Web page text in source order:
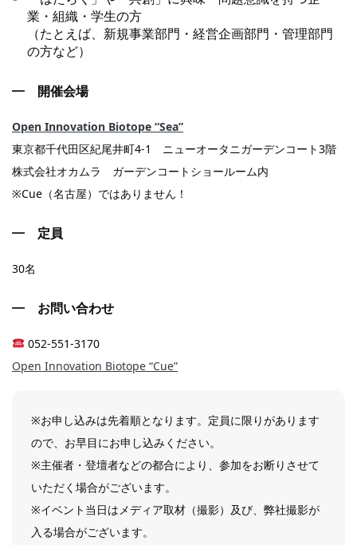
業・組織・学生の方
（たとえば、新規事業部門・経営企画部門・管理部門
の方など）
開催会場
Open Innovation Biotope “Sea”
東京都千代田区紀尾井町4-1 ニューオータニガーデンコート3階
株式会社オカムラ ガーデンコートショールーム内
※Cue（名古屋）ではありません！
定員
30名
お問い合わせ
052-551-3170
Open Innovation Biotope “Cue”
※お申し込みは先着順となります。定員に限りがあります
ので、お早目にお申し込みください。
※主催者・登壇者などの都合により、参加をお断りさせて
いただく場合がございます。
※イベント当日はメディア取材（撮影）及び、弊社撮影が
入る場合がございます。